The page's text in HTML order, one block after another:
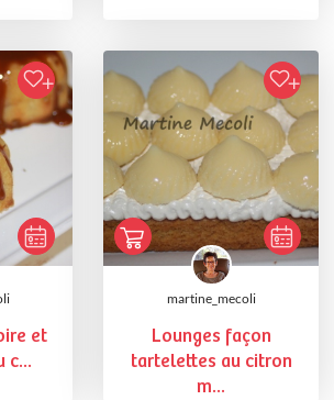
et
c...
martine_mecoli
Lounges façon
tartelettes au citron
m...